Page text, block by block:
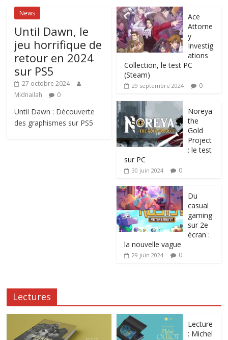
News
Until Dawn, le
jeu horrifique de
retour en 2024
sur PS5
27 octobre 2024
Midnailah
0
Until Dawn : Découverte
des graphismes sur PS5
Ace
Attorne
y
Investig
ations
Collection, le test PC
(Steam)
29 septembre 2024 0
Noreya
the
Gold
Project
: le test
sur PC
30 juin 2024 0
Du
casual
gaming
sur 2e
écran :
la nouvelle vague
29 juin 2024 0
Lectures
Lecture
: Michel